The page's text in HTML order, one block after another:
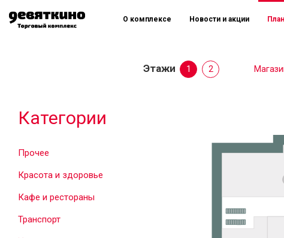
Категории
Прочее
Красота и здоровье
Кафе и рестораны
Транспорт
О комплексе Новости и акции
Этажи 1 2